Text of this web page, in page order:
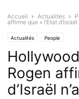
Accueil Actualités
affirme que « l’Etat d’Israël
Actualités People
Rogen
d’Israël